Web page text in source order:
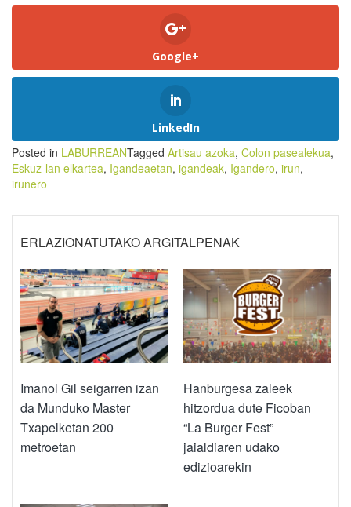
Google+
LinkedIn
Posted in LABURREANTagged Artisau azoka, Colon pasealekua,
Eskuz-lan elkartea, Igandeaetan, igandeak, Igandero, irun,
irunero
ERLAZIONATUTAKO ARGITALPENAK
Imanol Gil seigarren izan
da Munduko Master
Txapelketan 200
metroetan
Hanburgesa zaleek
hitzordua dute Ficoban
“La Burger Fest”
jaialdiaren udako
edizioarekin